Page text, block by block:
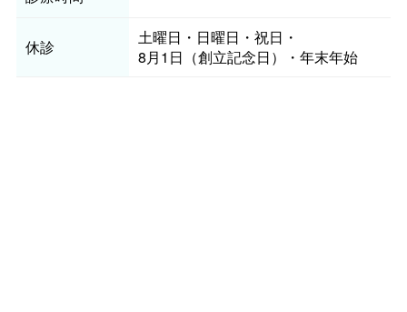
休診 土曜日・日曜日・祝日 ・
8月1日（創立記念日）・年末年始